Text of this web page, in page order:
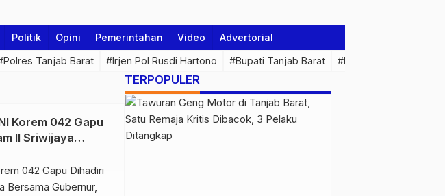
Politik Opini Pemerintahan Video Advertorial
Tanjab Barat #Irjen Pol Rusdi Hartono #Bupati Tanjab Barat #Pemprov Jambi
Korem 042 Gapu
II Sriwijaya
Jambi dan
042 Gapu Dihadiri
Bersama Gubernur,
TERPOPULER